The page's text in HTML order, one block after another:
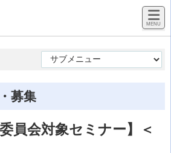
募集
員会対象セミナー】＜